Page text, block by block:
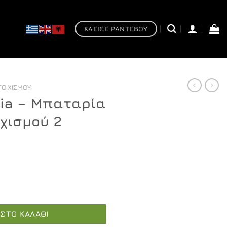
ΚΛΕΙΣΕ ΡΑΝΤΕΒΟΥ
– Μπαταρία
2
ΚΑΛΆΘΙ